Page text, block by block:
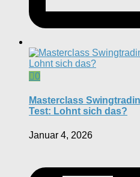
0
Masterclass
Test: Lohnt sich das?
Januar 4, 2026